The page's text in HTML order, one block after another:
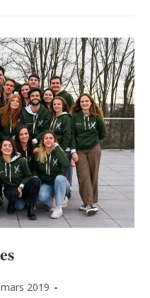
2019